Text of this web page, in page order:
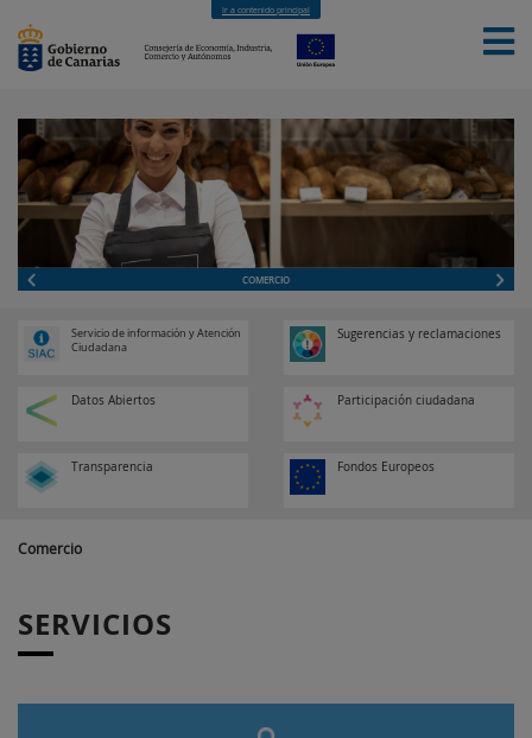
Ir a contenido principal
INICIO LA CONSEJERÍA SEDE SERVICIOS
TEMAS
CONTACTO
COMERCIO
Servicio de información y Atención
Ciudadana
Sugerencias y reclamaciones
Datos Abiertos Participación ciudadana
Transparencia Fondos Europeos
Comercio
SERVICIOS